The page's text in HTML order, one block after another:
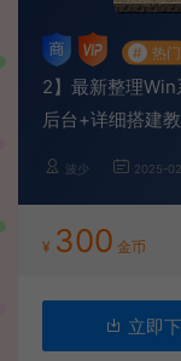
# 热门
2】最新整理
后台+详细搭建
波少 2025-
¥ 300 金币
立即